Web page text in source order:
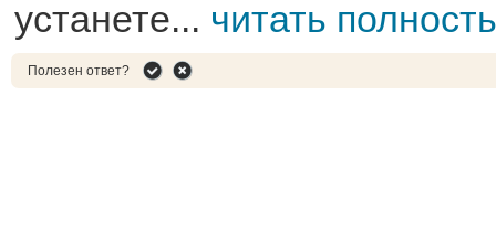
устанете... читать
Полезен ответ?